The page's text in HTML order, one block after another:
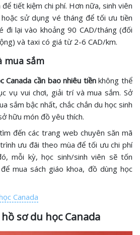
tiết kiệm chi phí. Hơn nữa, sinh viên
sử dụng vé tháng để tối ưu tiền
đi lại vào khoảng 90 CAD/tháng (đối
và taxi có giá từ 2-6 CAD/km.
mua sắm
Canada cần bao nhiêu tiềnkhông thể
vụ vui chơi, giải trí và mua sắm. Sở
sắm bậc nhất, chắc chắn du học sinh
hữu món đồ yêu thích.
đến các trang web chuyên săn mã
ưu đãi theo mùa để tối ưu chi phí
mỗi kỳ, học sinh/sinh viên sẽ tốn
mua sách giáo khoa, đồ dùng học
Canada
sơ du học Canada